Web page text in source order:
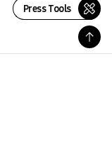
Press Tools